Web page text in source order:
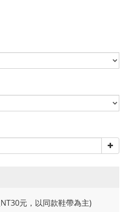
元，以同款鞋帶為主)